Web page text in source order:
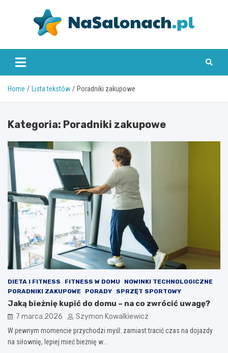
nasalonach.pl
Home Lista tekstów Poradniki zakupowe
Kategoria: Poradniki zakupowe
DIETA I FITNESS FITNESS W DOMU
NOWINKI TECHNOLOGICZNE
PORADNIKI ZAKUPOWE
PORADY SPRZĘT SPORTOWY
Jaką bieżnię kupić do domu – na co zwrócić uwagę?
7 marca 2026 Szymon Kowalkiewicz
W pewnym momencie przychodzi myśl: zamiast tracić czas na dojazdy
na siłownię, lepiej mieć bieżnię w…